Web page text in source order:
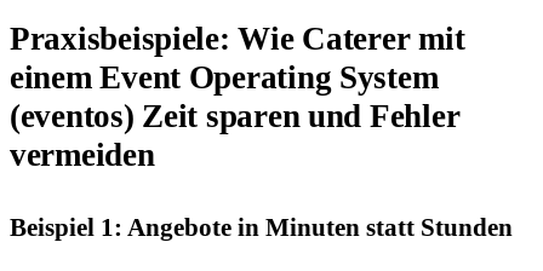
Praxisbeispiele: Wie Caterer mit
einem Event Operating System
(eventos) Zeit sparen und Fehler
vermeiden
Beispiel 1: Angebote in Minuten statt Stunden